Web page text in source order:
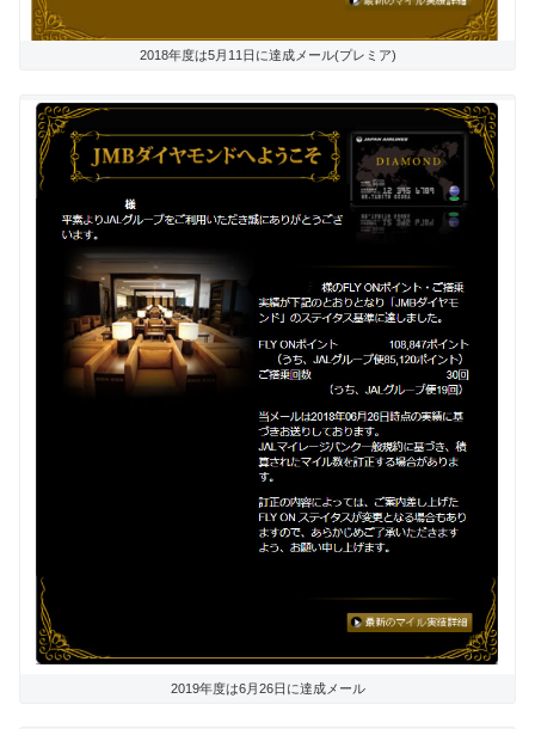
2018年度は5月11日に達成メール(プレミア)
2019年度は6月26日に達成メール